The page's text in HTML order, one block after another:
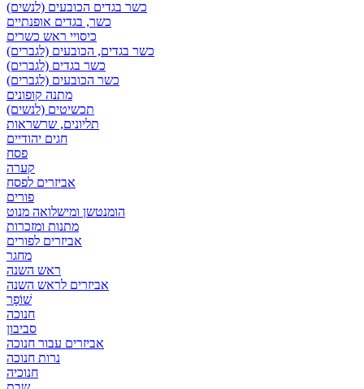
כשר בגדים הכובעים (לנשים)
כשר, בגדים אופנתיים
כיסויי ראש כשרים
כשר בגדים, הכובעים (לגברים)
כשר בגדים (לגברים)
כשר הכובעים (לגברים)
מתנה קופונים
תכשיטים (לנשים)
תליונים, שרשראות
חגים יהודיים
פסח
קערה
אביזרים לפסח
פורים
הומנטשן ומישלואה מנוט
מתנות ומזכרות
אביזרים לפורים
מחגר
ראש השנה
אביזרים לראש השנה
שׁוֹפָר
חנוכה
סביבון
אביזרים עבור חנוכה
נרות חנוכה
חנוכיה